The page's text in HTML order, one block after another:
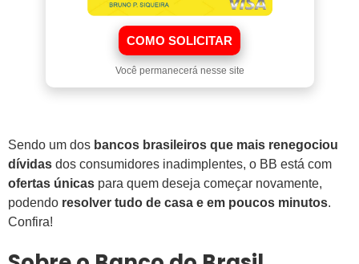
COMO SOLICITAR
Você permanecerá nesse site
Sendo um dos bancos brasileiros que mais renegociou
dívidas dos consumidores inadimplentes, o BB está com
ofertas únicas para quem deseja começar novamente,
podendo resolver tudo de casa e em poucos minutos.
Confira!